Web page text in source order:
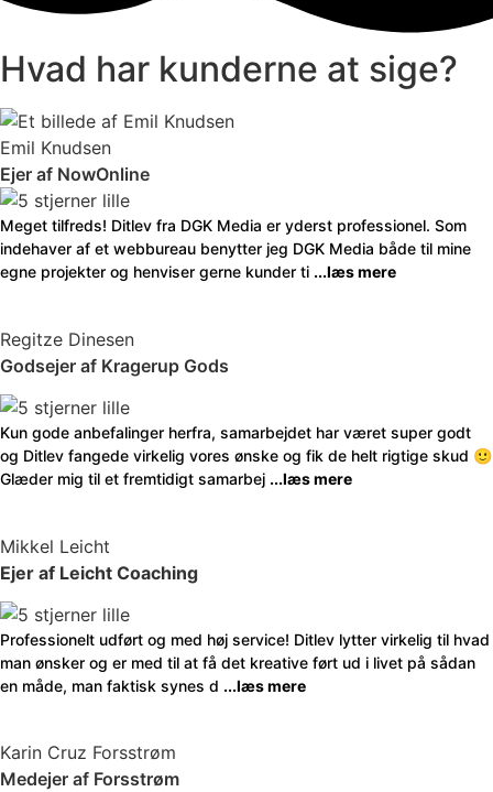
Hvad har kunderne at sige?
Emil Knudsen
Ejer af NowOnline
Meget tilfreds! Ditlev fra DGK Media er yderst professionel. Som
indehaver af et webbureau benytter jeg DGK Media både til mine
egne projekter og henviser gerne kunder ti ...læs mere
Regitze Dinesen
Godsejer af Kragerup Gods
Kun gode anbefalinger herfra, samarbejdet har været super godt
og Ditlev fangede virkelig vores ønske og fik de helt rigtige skud 🙂
Glæder mig til et fremtidigt samarbej ...læs mere
Mikkel Leicht
Ejer af Leicht Coaching
Professionelt udført og med høj service! Ditlev lytter virkelig til hvad
man ønsker og er med til at få det kreative ført ud i livet på sådan
en måde, man faktisk synes d ...læs mere
Karin Cruz Forsstrøm
Medejer af Forsstrøm